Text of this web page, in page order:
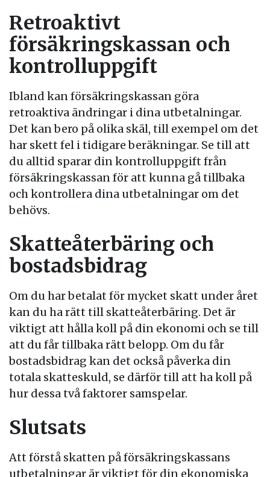
Retroaktivt
försäkringskassan och
kontrolluppgift
Ibland kan försäkringskassan göra
retroaktiva ändringar i dina utbetalningar.
Det kan bero på olika skäl, till exempel om det
har skett fel i tidigare beräkningar. Se till att
du alltid sparar din kontrolluppgift från
försäkringskassan för att kunna gå tillbaka
och kontrollera dina utbetalningar om det
behövs.
Skatteåterbäring och
bostadsbidrag
Om du har betalat för mycket skatt under året
kan du ha rätt till skatteåterbäring. Det är
viktigt att hålla koll på din ekonomi och se till
att du får tillbaka rätt belopp. Om du får
bostadsbidrag kan det också påverka din
totala skatteskuld, se därför till att ha koll på
hur dessa två faktorer samspelar.
Slutsats
Att förstå skatten på försäkringskassans
utbetalningar är viktigt för din ekonomiska